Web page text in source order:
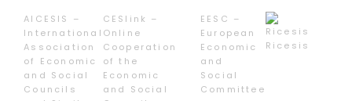
AICESIS –
International
Association
of Economic
and Social
Councils
CESlink –
Online
Cooperation
of the
Economic
and Social
EESC –
European
Economic
and
Social
Committee
Ricesis